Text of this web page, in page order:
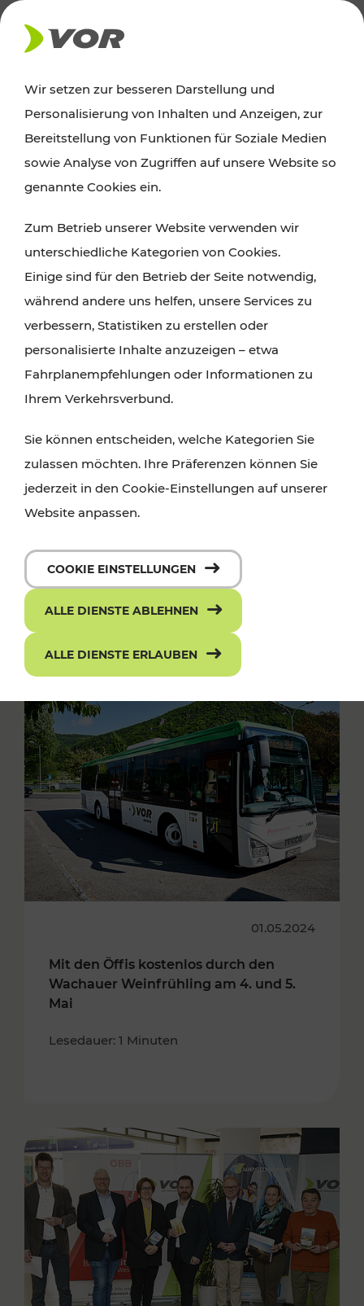
AKTUELLES
News
Alle wichtigen Meldungen zu Fahrplanänderungen,
finden Sie hier im Überblick.
01.05.2024
Mit den Öffis kostenlos durch den
Wachauer Weinfrühling am 4. und 5.
Mai
Lesedauer: 1 Minuten
Wir setzen zur besseren Darstellung und
Personalisierung von Inhalten und Anzeigen, zur
Bereitstellung von Funktionen für Soziale Medien
sowie Analyse von Zugriffen auf unsere Website so
genannte Cookies ein.
Zum Betrieb unserer Website verwenden wir
unterschiedliche Kategorien von Cookies.
Einige sind für den Betrieb der Seite notwendig,
während andere uns helfen, unsere Services zu
verbessern, Statistiken zu erstellen oder
personalisierte Inhalte anzuzeigen – etwa
Fahrplanempfehlungen oder Informationen zu
Ihrem Verkehrsverbund.
Sie können entscheiden, welche Kategorien Sie
zulassen möchten. Ihre Präferenzen können Sie
jederzeit in den Cookie-Einstellungen auf unserer
Website anpassen.
COOKIE EINSTELLUNGEN
ALLE DIENSTE ABLEHNEN
ALLE DIENSTE ERLAUBEN